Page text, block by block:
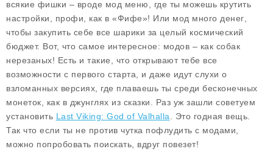
всякие фишки – вроде мод меню , где ты можешь крутить
настройки, профи, как в «Фифе»! Или мод много денег
чтобы закупить себе все шарики за целый космический
бюджет. Вот, что самое интересное: модов – как собак
нерезаных! Есть и такие, что открывают тебе все
возможности с первого старта, и даже идут слухи о
взломанных версиях, где плаваешь ты среди бесконечных
монеток, как в джунглях из сказки. Раз уж зашли советуем
установить Last Viking: God of Valhalla . Это годная вещь.
Так что если ты не против чутка пофлудить с модами,
можно попробовать поискать, вдруг повезет!